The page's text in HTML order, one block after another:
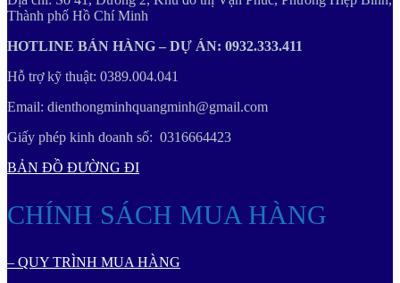
Thành phố Hồ Chí Minh
HOTLINE BÁN HÀNG – DỰ ÁN: 0932.333.411
Hỗ trợ kỹ thuật: 0389.004.041
Email: dienthongminhquangminh@gmail.com
Giấy phép kinh doanh số: 0316664423
BẢN ĐỒ ĐƯỜNG ĐI
CHÍNH SÁCH MUA HÀNG
– QUY TRÌNH MUA HÀNG